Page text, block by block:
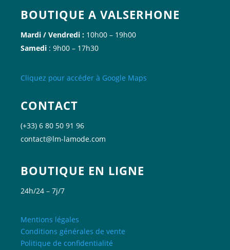
BOUTIQUE A VALSERHONE
Mardi / Vendredi : 10h00 – 19h00
Samedi : 9h00 – 17h30
Cliquez pour accéder à Google Maps
CONTACT
(+33) 6 80 50 91 96
contact@lm-lamode.com
BOUTIQUE EN LIGNE
24h/24 – 7j/7
Mentions légales
Conditions générales de vente
Politique de confidentialité